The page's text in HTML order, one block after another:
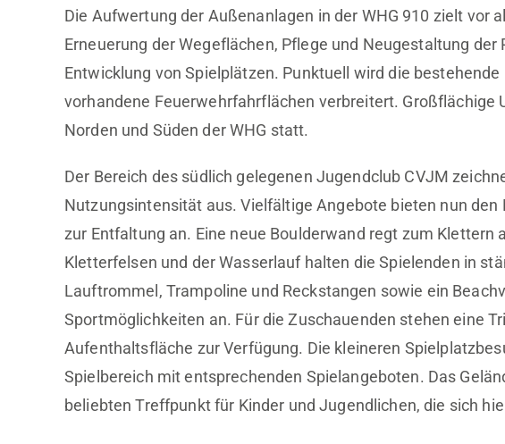
Die Aufwertung der Außenanlagen in der WHG 910 zielt vor
Erneuerung der Wegeflächen, Pflege und Neugestaltung
Entwicklung von Spielplätzen. Punktuell wird die
vorhandene Feuerwehrfahrflächen verbreitert. Großflächige
Norden und Süden der WHG statt.
Der Bereich des südlich gelegenen Jugendclub CVJM
Nutzungsintensität aus. Vielfältige Angebote bieten nun
zur Entfaltung an. Eine neue Boulderwand regt zum Klettern
Kletterfelsen und der Wasserlauf halten die Spielenden in
Lauftrommel, Trampoline und Reckstangen sowie ein
Sportmöglichkeiten an. Für die Zuschauenden stehen eine
Aufenthaltsfläche zur Verfügung. Die kleineren
Spielbereich mit entsprechenden Spielangeboten. Das
beliebten Treffpunkt für Kinder und Jugendlichen, die sich